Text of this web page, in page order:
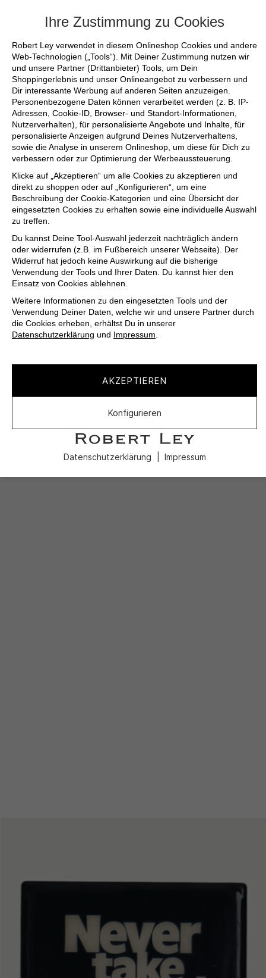
Ihre Zustimmung zu Cookies
Robert Ley verwendet in diesem Onlineshop Cookies und andere
Web-Technologien („Tools“). Mit Deiner Zustimmung nutzen wir
und unsere Partner (Drittanbieter) Tools, um Dein
Shoppingerlebnis und unser Onlineangebot zu verbessern und
Dir interessante Werbung auf anderen Seiten anzuzeigen.
Personenbezogene Daten können verarbeitet werden (z. B. IP-
Adressen, Cookie-ID, Browser- und Standort-Informationen,
Nutzerverhalten), für personalisierte Angebote und Inhalte, für
personalisierte Anzeigen aufgrund Deines Nutzerverhaltens,
sowie die Analyse in unserem Onlineshop, um diese für Dich zu
verbessern oder zur Optimierung der Werbeaussteuerung.
Klicke auf „Akzeptieren“ um alle Cookies zu akzeptieren und
direkt zu shoppen oder auf „Konfigurieren“, um eine
Beschreibung der Cookie-Kategorien und eine Übersicht der
eingesetzten Cookies zu erhalten sowie eine individuelle Auswahl
zu treffen.
Du kannst Deine Tool-Auswahl jederzeit nachträglich ändern
oder widerrufen (z.B. im Fußbereich unserer Webseite). Der
Widerruf hat jedoch keine Auswirkung auf die bisherige
Verwendung der Tools und Ihrer Daten. Du kannst hier den
Einsatz von Cookies ablehnen.
Weitere Informationen zu den eingesetzten Tools und der
Verwendung Deiner Daten, welche wir und unsere Partner durch
die Cookies erheben, erhältst Du in unserer
Datenschutzerklärung und Impressum.
AKZEPTIEREN
Konfigurieren
Datenschutzerklärung Impressum